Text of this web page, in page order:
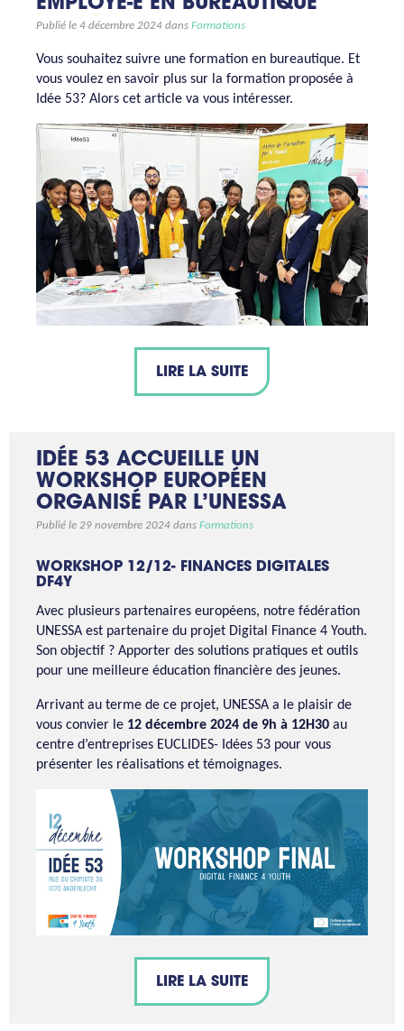
EMPLOYÉ-E EN BUREAUTIQUE
Publié le 4 décembre 2024 dans Formations
Vous souhaitez suivre une formation en bureautique. Et
vous voulez en savoir plus sur la formation proposée à
Idée 53? Alors cet article va vous intéresser.
LIRE LA SUITE
IDÉE 53 ACCUEILLE UN
WORKSHOP EUROPÉEN
ORGANISÉ PAR L’UNESSA
Publié le 29 novembre 2024 dans Formations
WORKSHOP 12/12- FINANCES DIGITALES
DF4Y
Avec plusieurs partenaires européens, notre fédération
UNESSA est partenaire du projet Digital Finance 4 Youth.
Son objectif ? Apporter des solutions pratiques et outils
pour une meilleure éducation financière des jeunes.
Arrivant au terme de ce projet, UNESSA a le plaisir de
vous convier le 12 décembre 2024 de 9h à 12H30 au
centre d’entreprises EUCLIDES- Idées 53 pour vous
présenter les réalisations et témoignages.
LIRE LA SUITE